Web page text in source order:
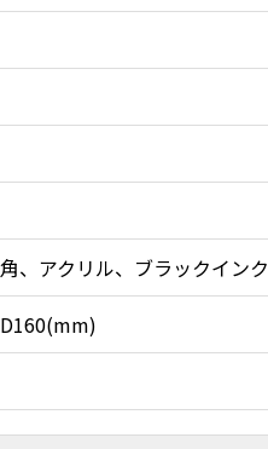
、アクリル、ブラックインク